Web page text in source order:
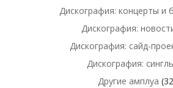
Дискография: концерты и
Дискография:
Дискография: сайд-
Дискография:
Другие амплуа